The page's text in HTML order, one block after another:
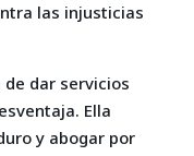
las injusticias
dar servicios
Ella
y abogar por